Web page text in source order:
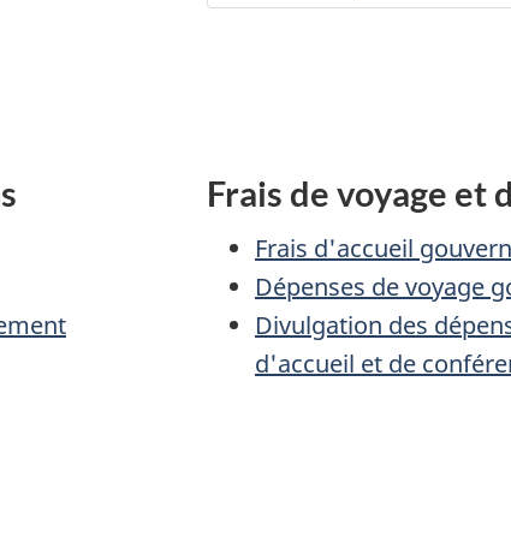
Frais de voyage et
Frais d'accueil
Dépenses de voyage
Divulgation des
d'accueil et de